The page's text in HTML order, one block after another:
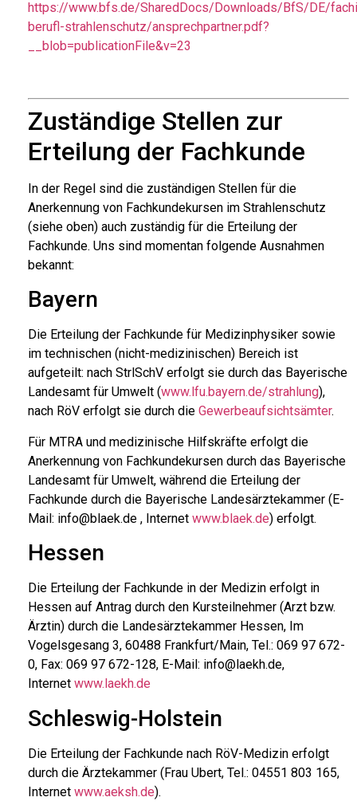
https://www.bfs.de/SharedDocs/Downloads/BfS/DE/
berufl-strahlenschutz/ansprechpartner.pdf?
__blob=publicationFile&v=23
Zuständige Stellen zur
Erteilung der Fachkunde
In der Regel sind die zuständigen Stellen für die
Anerkennung von Fachkundekursen im Strahlenschutz
(siehe oben) auch zuständig für die Erteilung der
Fachkunde. Uns sind momentan folgende Ausnahmen
bekannt:
Bayern
Die Erteilung der Fachkunde für Medizinphysiker sowie
im technischen (nicht-medizinischen) Bereich ist
aufgeteilt: nach StrlSchV erfolgt sie durch das Bayerische
Landesamt für Umwelt (www.lfu.bayern.de/strahlung),
nach RöV erfolgt sie durch die Gewerbeaufsichtsämter.
Für MTRA und medizinische Hilfskräfte erfolgt die
Anerkennung von Fachkundekursen durch das Bayerische
Landesamt für Umwelt, während die Erteilung der
Fachkunde durch die Bayerische Landesärztekammer (E-
Mail: info@blaek.de , Internet www.blaek.de) erfolgt.
Hessen
Die Erteilung der Fachkunde in der Medizin erfolgt in
Hessen auf Antrag durch den Kursteilnehmer (Arzt bzw.
Ärztin) durch die Landesärztekammer Hessen, Im
Vogelsgesang 3, 60488 Frankfurt/Main, Tel.: 069 97 672-
0, Fax: 069 97 672-128, E-Mail: info@laekh.de,
Internet www.laekh.de
Schleswig-Holstein
Die Erteilung der Fachkunde nach RöV-Medizin erfolgt
durch die Ärztekammer (Frau Ubert, Tel.: 04551 803 165,
Internet www.aeksh.de).